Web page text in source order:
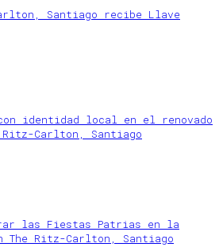
Santiago recibe Llave
identidad local en el renovado
Ritz-Carlton, Santiago
las Fiestas Patrias en la
The Ritz-Carlton, Santiago